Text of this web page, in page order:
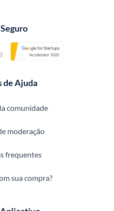
de Ajuda
comunidade
moderação
frequentes
sua compra?